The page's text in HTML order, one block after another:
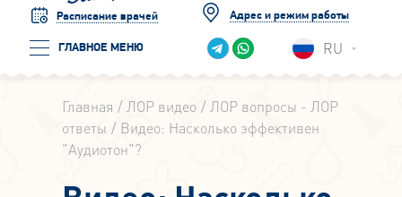
Расписание врачей
ГЛАВНОЕ МЕНЮ
Адрес и режим работы
RU
Главная ЛОР видео
ЛОР вопросы - ЛОР
ответы
Видео: Насколько эффективен
"Аудиотон"?